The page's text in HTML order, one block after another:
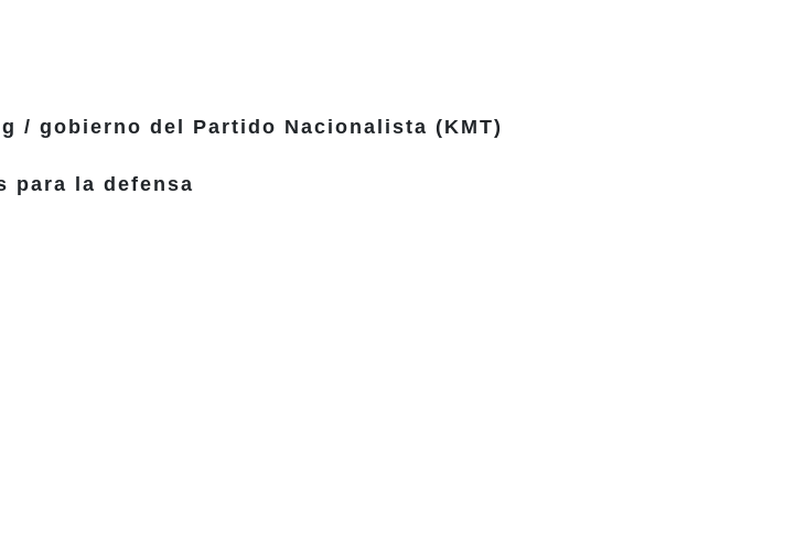
/ gobierno del Partido Nacionalista (KMT)
para la defensa